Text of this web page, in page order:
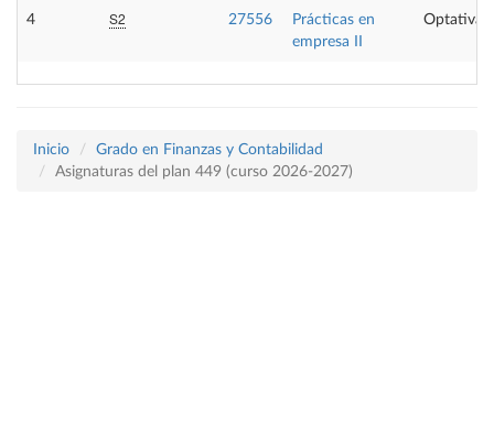
4 S2 27556
Prácticas en
empresa II
Optativa
Inicio
Grado en Finanzas y Contabilidad
Asignaturas del plan 449 (curso 2026-2027)